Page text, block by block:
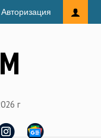
Авторизация
г